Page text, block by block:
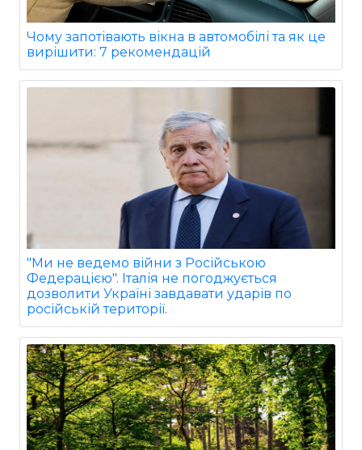
Чому запотівають вікна в автомобілі та як це
вирішити: 7 рекомендацій
"Ми не ведемо війни з Російською
Федерацією". Італія не погоджується
дозволити Україні завдавати ударів по
російській території.